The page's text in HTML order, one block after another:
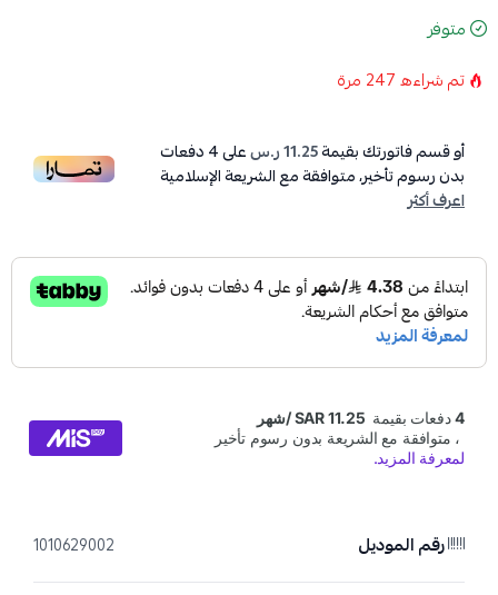
متوفر
تم شراءه247 مرة
أو قسم فاتورتك بقيمة11.25 ر.س على4دفعات
بدون رسوم تأخير، متوافقة مع الشريعة الإسلامية
اعرف أكثر
رقم الموديل 1010629002